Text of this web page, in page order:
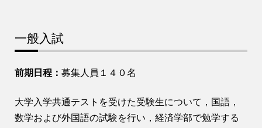
一般入試
前期日程： 募集人員１４０名
大学入学共通テストを受けた受験生について，国語，
数学および外国語の試験を行い，経済学部で勉学する